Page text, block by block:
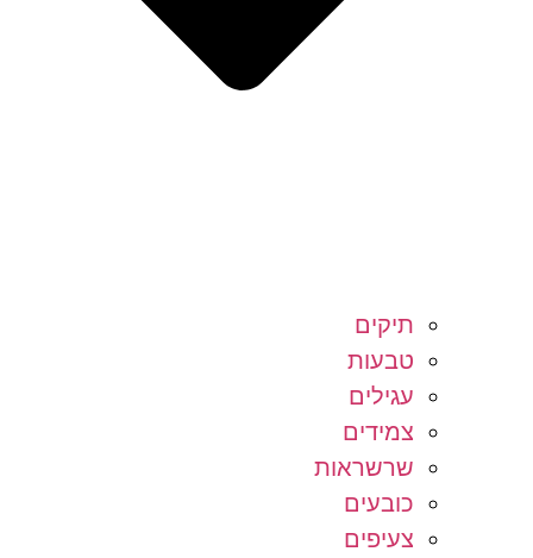
תיקים
טבעות
עגילים
צמידים
שרשראות
כובעים
צעיפים